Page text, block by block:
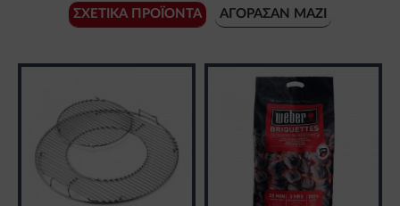
ΣΧΕΤΙΚΆ ΠΡΟΪΌΝΤΑ ΑΓΌΡΑΣΑΝ ΜΑΖΊ